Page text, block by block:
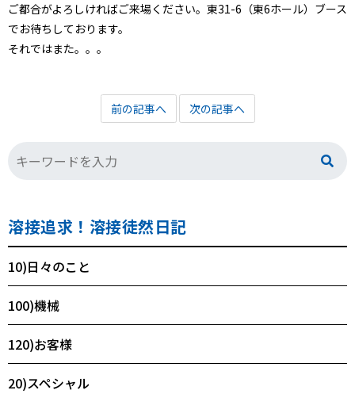
ご都合がよろしければご来場ください。東31-6（東6ホール）ブース
でお待ちしております。
それではまた。。。
前の記事へ 次の記事へ
溶接追求！溶接徒然日記
10)日々のこと
100)機械
120)お客様
20)スペシャル